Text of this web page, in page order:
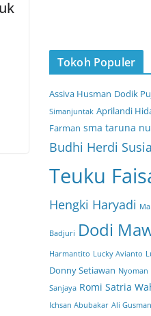
Tokoh Populer
Assiva Husman Dodik
Simanjuntak Aprilandi
Farman sma taruna
Budhi Herdi
Teuku
Hengki Haryadi
Badjuri Dodi
Harmantito Lucky Avianto
Donny Setiawan Nyoman
Sanjaya Romi Satria
Ichsan Abubakar Ali Gusman